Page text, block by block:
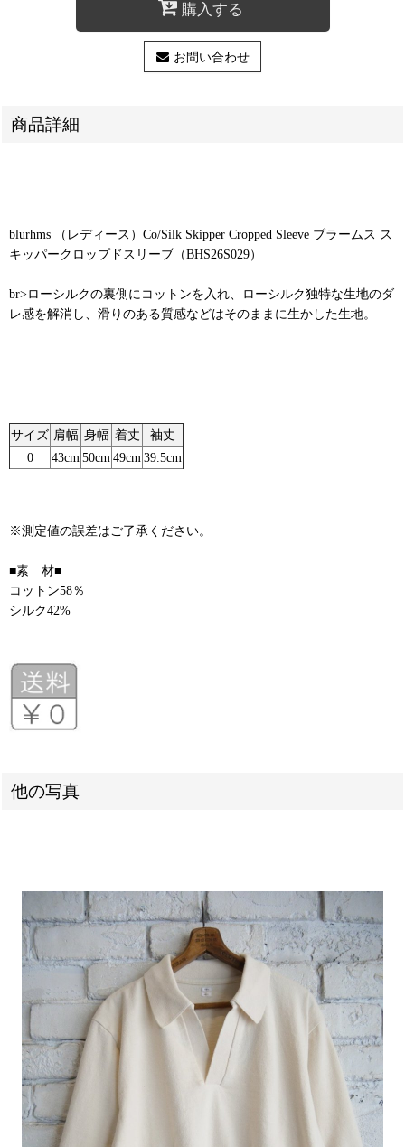
購入する
お問い合わせ
商品詳細
blurhms （レディース）Co/Silk Skipper Cropped Sleeve ブラームス ス
キッパークロップドスリーブ（BHS26S029）
br>ローシルクの裏側にコットンを入れ、ローシルク独特な生地のダ
レ感を解消し、滑りのある質感などはそのままに生かした生地。
サイズ 肩幅 身幅 着丈
袖丈
0
43cm 50cm 49cm 39.5cm
※測定値の誤差はご了承ください。
■素 材■
コットン58％
シルク42%
他の写真